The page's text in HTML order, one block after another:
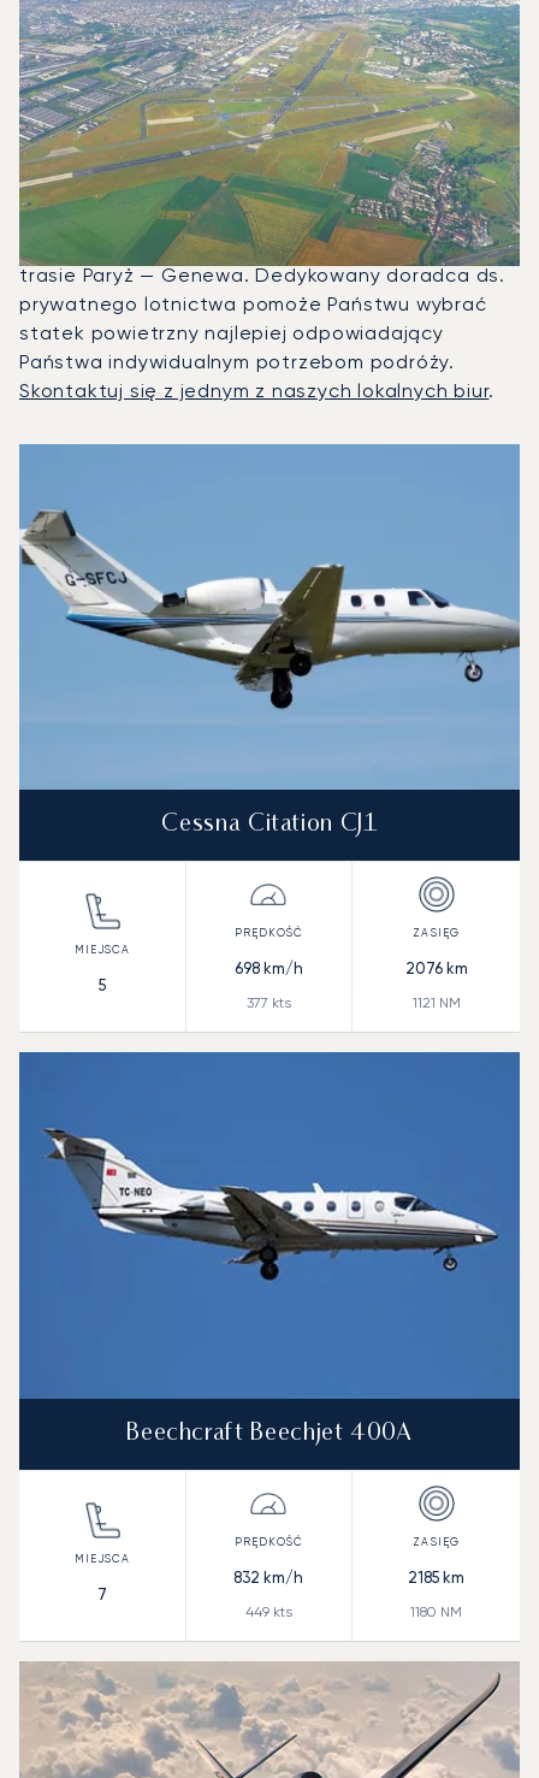
Jakie Typy Samolotów Mogę
Wyczarterować, Aby Polecieć
Między Genewą A Paryżem?
W 2025 roku Citation CJ1, Beechjet 400A i
Citation Latitude były najczęściej
wykorzystywanymi prywatnymi odrzutowcami na
trasie Paryż — Genewa. Dedykowany doradca ds.
prywatnego lotnictwa pomoże Państwu wybrać
statek powietrzny najlepiej odpowiadający
Państwa indywidualnym potrzebom podróży.
Skontaktuj się z jednym z naszych lokalnych biur.
Zasięg (NM)
Cessna Citation CJ1
5
698km/h
377 kts
2076km
1121 NM
Beechcraft Beechjet 400A
7
832 km/h
449kts
2185 km
1180 NM